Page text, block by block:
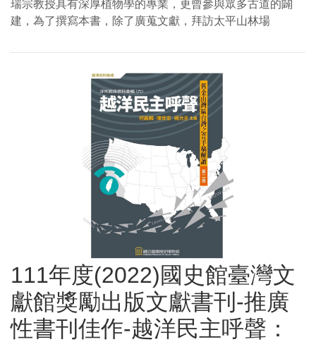
瑞宗教授具有深厚植物學的專業，更曾參與眾多古道的闢
建，為了撰寫本書，除了廣蒐文獻，拜訪太平山林場
111年度(2022)國史館臺灣文
獻館獎勵出版文獻書刊-推廣
性書刊佳作-越洋民主呼聲：